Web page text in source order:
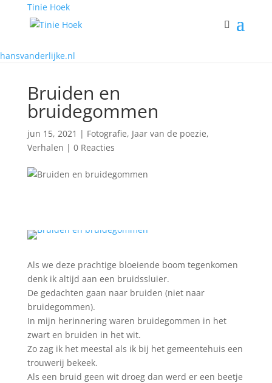
Tinie Hoek
hansvanderlijke.nl
Bruiden en
bruidegommen
jun 15, 2021 | Fotografie, Jaar van de poezie,
Verhalen | 0 Reacties
Als we deze prachtige bloeiende boom tegenkomen
denk ik altijd aan een bruidssluier.
De gedachten gaan naar bruiden (niet naar
bruidegommen).
In mijn herinnering waren bruidegommen in het
zwart en bruiden in het wit.
Zo zag ik het meestal als ik bij het gemeentehuis een
trouwerij bekeek.
Als een bruid geen wit droeg dan werd er een beetje